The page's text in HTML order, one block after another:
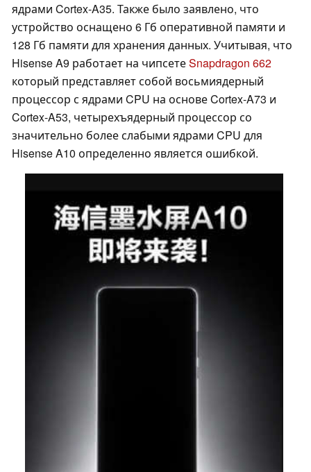
ядрами Cortex-A35. Также было заявлено, что
устройство оснащено 6 Гб оперативной памяти и
128 Гб памяти для хранения данных. Учитывая, что
Hisense A9 работает на чипсетеSnapdragon 662
который представляет собой восьмиядерный
процессор с ядрами CPU на основе Cortex-A73 и
Cortex-A53, четырехъядерный процессор со
значительно более слабыми ядрами CPU для
Hisense A10 определенно является ошибкой.